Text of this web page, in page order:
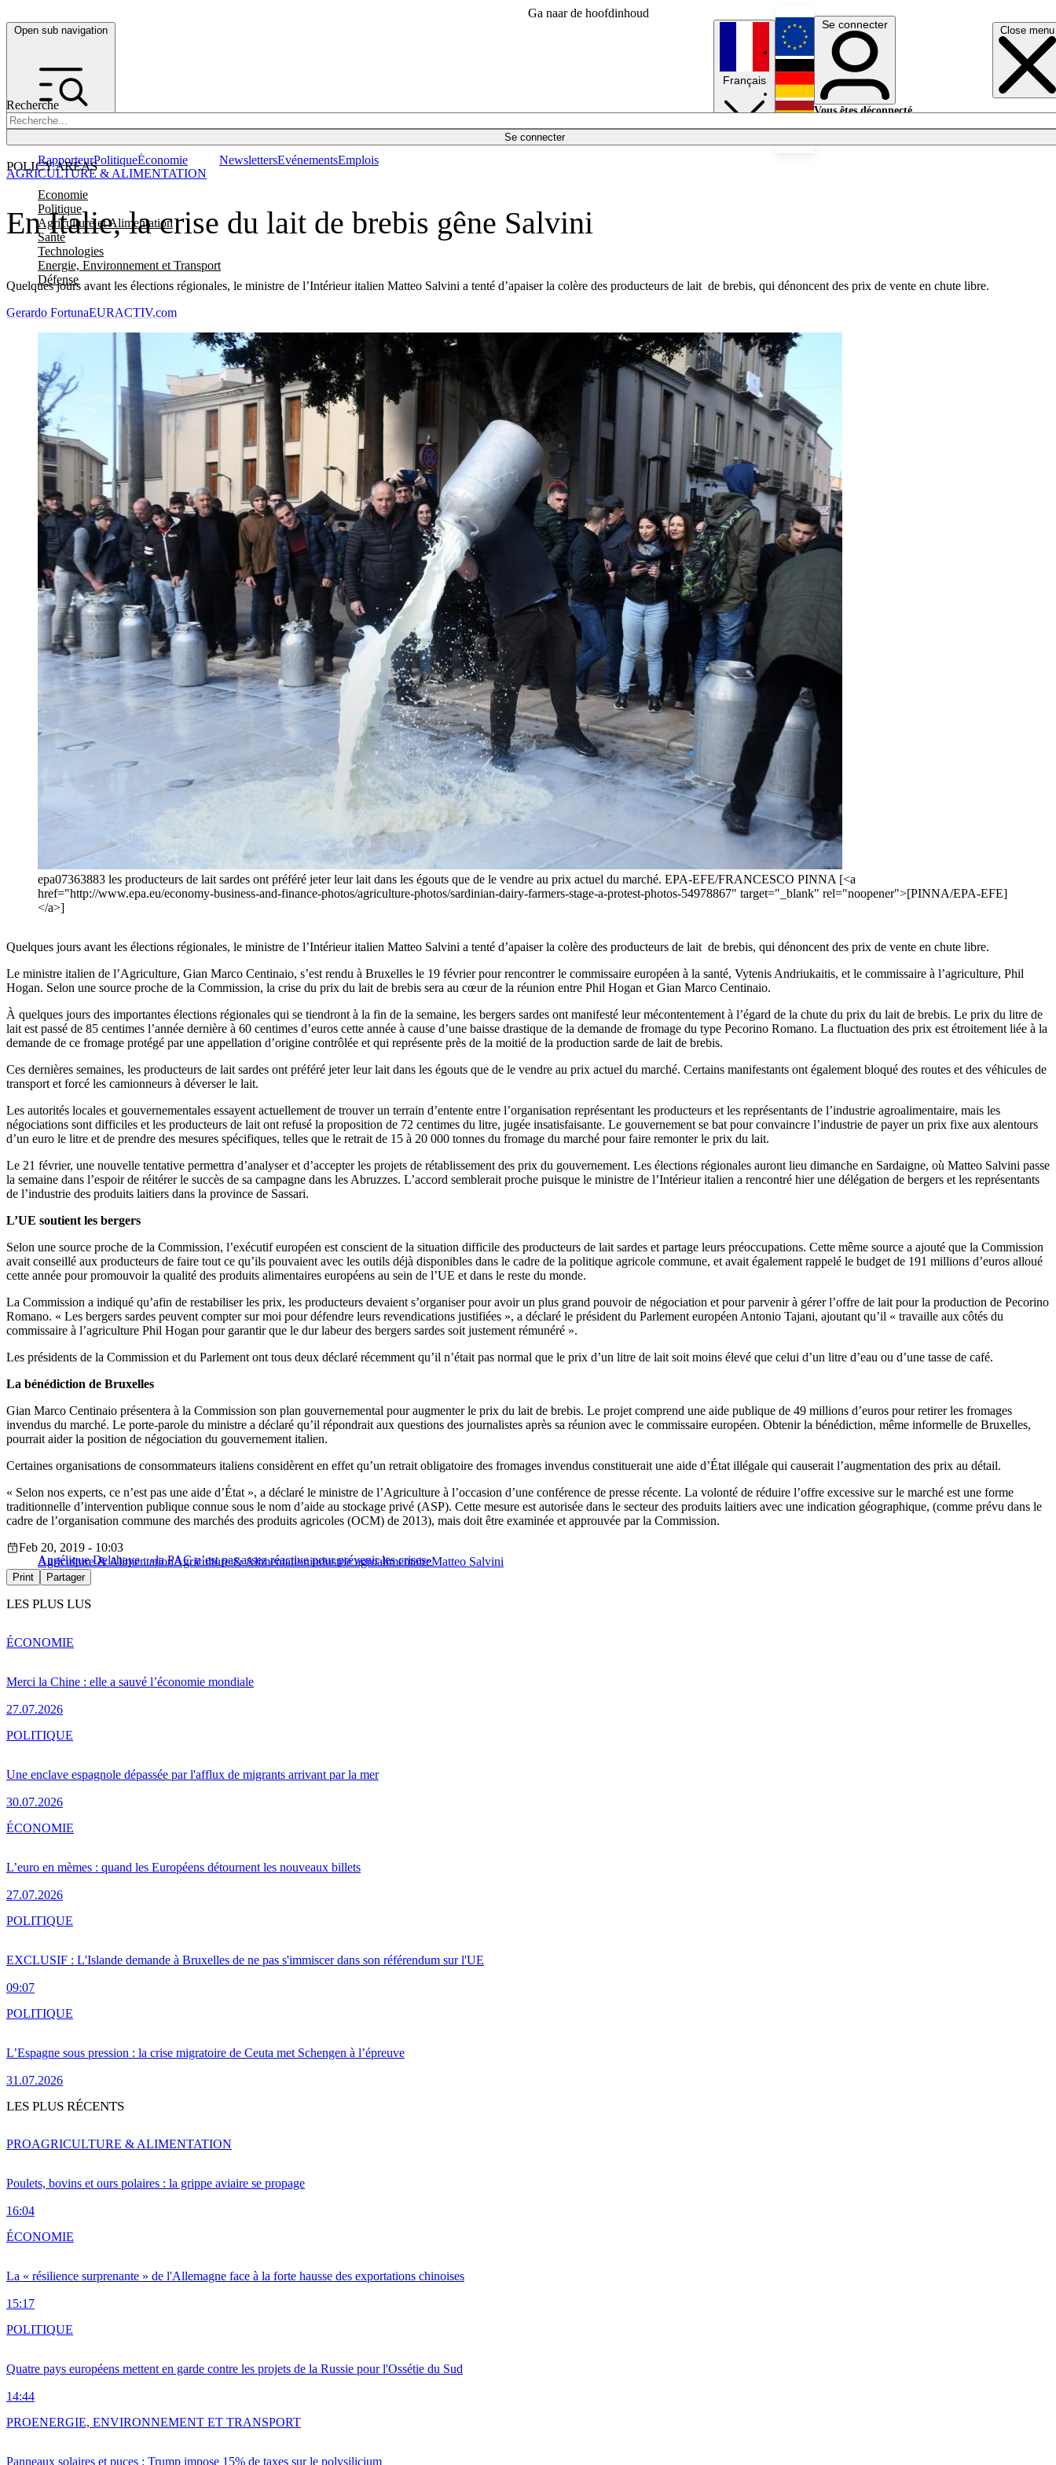
Ga naar de hoofdinhoud
Open sub navigation Close menu
Recherche
Se connecter
POLICY AREAS
Economie
Politique
Agriculture et Alimentation
Santé
Technologies
Energie, Environnement et Transport
Défense
RapporteurPolitiqueÉconomie NewslettersEvénementsEmplois
Français
English
Deutsch
Se connecter
Vous êtes déconnecté.
En Italie, la crise du lait de brebis gêne Salvini
Quelques jours avant les élections régionales, le ministre de l’Intérieur italien Matteo Salvini a tenté d’apaiser la colère des producteurs de lait de brebis, qui dénoncent des prix de vente en chute libre.
AGRICULTURE & ALIMENTATION
Gerardo FortunaEURACTIV.com
epa07363883 les producteurs de lait sardes ont préféré jeter leur lait dans les égouts que de le vendre au prix actuel du marché. EPA-EFE/FRANCESCO PINNA [<a
href="http://www.epa.eu/economy-business-and-finance-photos/agriculture-photos/sardinian-dairy-farmers-stage-a-protest-photos-54978867" target="_blank" rel="noopener">[PINNA/EPA-EFE]
</a>]
Quelques jours avant les élections régionales, le ministre de l’Intérieur italien Matteo Salvini a tenté d’apaiser la colère des producteurs de lait de brebis, qui dénoncent des prix de vente en chute libre.
Le ministre italien de l’Agriculture, Gian Marco Centinaio, s’est rendu à Bruxelles le 19 février pour rencontrer le commissaire européen à la santé, Vytenis Andriukaitis, et le commissaire à l’agriculture, Phil
Hogan. Selon une source proche de la Commission, la crise du prix du lait de brebis sera au cœur de la réunion entre Phil Hogan et Gian Marco Centinaio.
À quelques jours des importantes élections régionales qui se tiendront à la fin de la semaine, les bergers sardes ont manifesté leur mécontentement à l’égard de la chute du prix du lait de brebis. Le prix du litre de
lait est passé de 85 centimes l’année dernière à 60 centimes d’euros cette année à cause d’une baisse drastique de la demande de fromage du type Pecorino Romano. La fluctuation des prix est étroitement liée à la
demande de ce fromage protégé par une appellation d’origine contrôlée et qui représente près de la moitié de la production sarde de lait de brebis.
Ces dernières semaines, les producteurs de lait sardes ont préféré jeter leur lait dans les égouts que de le vendre au prix actuel du marché. Certains manifestants ont également bloqué des routes et des véhicules de
transport et forcé les camionneurs à déverser le lait.
Les autorités locales et gouvernementales essayent actuellement de trouver un terrain d’entente entre l’organisation représentant les producteurs et les représentants de l’industrie agroalimentaire, mais les
négociations sont difficiles et les producteurs de lait ont refusé la proposition de 72 centimes du litre, jugée insatisfaisante. Le gouvernement se bat pour convaincre l’industrie de payer un prix fixe aux alentours
d’un euro le litre et de prendre des mesures spécifiques, telles que le retrait de 15 à 20 000 tonnes du fromage du marché pour faire remonter le prix du lait.
Le 21 février, une nouvelle tentative permettra d’analyser et d’accepter les projets de rétablissement des prix du gouvernement. Les élections régionales auront lieu dimanche en Sardaigne, où Matteo Salvini passe
la semaine dans l’espoir de réitérer le succès de sa campagne dans les Abruzzes. L’accord semblerait proche puisque le ministre de l’Intérieur italien a rencontré hier une délégation de bergers et les représentants
de l’industrie des produits laitiers dans la province de Sassari.
L’UE soutient les bergers
Selon une source proche de la Commission, l’exécutif européen est conscient de la situation difficile des producteurs de lait sardes et partage leurs préoccupations. Cette même source a ajouté que la Commission
avait conseillé aux producteurs de faire tout ce qu’ils pouvaient avec les outils déjà disponibles dans le cadre de la politique agricole commune, et avait également rappelé le budget de 191 millions d’euros alloué
cette année pour promouvoir la qualité des produits alimentaires européens au sein de l’UE et dans le reste du monde.
La Commission a indiqué qu’afin de restabiliser les prix, les producteurs devaient s’organiser pour avoir un plus grand pouvoir de négociation et pour parvenir à gérer l’offre de lait pour la production de Pecorino
Romano. « Les bergers sardes peuvent compter sur moi pour défendre leurs revendications justifiées », a déclaré le président du Parlement européen Antonio Tajani, ajoutant qu’il « travaille aux côtés du
commissaire à l’agriculture Phil Hogan pour garantir que le dur labeur des bergers sardes soit justement rémunéré ».
Les présidents de la Commission et du Parlement ont tous deux déclaré récemment qu’il n’était pas normal que le prix d’un litre de lait soit moins élevé que celui d’un litre d’eau ou d’une tasse de café.
La bénédiction de Bruxelles
Gian Marco Centinaio présentera à la Commission son plan gouvernemental pour augmenter le prix du lait de brebis. Le projet comprend une aide publique de 49 millions d’euros pour retirer les fromages
invendus du marché. Le porte-parole du ministre a déclaré qu’il répondrait aux questions des journalistes après sa réunion avec le commissaire européen. Obtenir la bénédiction, même informelle de Bruxelles,
pourrait aider la position de négociation du gouvernement italien.
Certaines organisations de consommateurs italiens considèrent en effet qu’un retrait obligatoire des fromages invendus constituerait une aide d’État illégale qui causerait l’augmentation des prix au détail.
« Selon nos experts, ce n’est pas une aide d’État », a déclaré le ministre de l’Agriculture à l’occasion d’une conférence de presse récente. La volonté de réduire l’offre excessive sur le marché est une forme
traditionnelle d’intervention publique connue sous le nom d’aide au stockage privé (ASP). Cette mesure est autorisée dans le secteur des produits laitiers avec une indication géographique, (comme prévu dans le
cadre de l’organisation commune des marchés des produits agricoles (OCM) de 2013), mais doit être examinée et approuvée par la Commission.
Angélique Delahaye : «la PAC n’est pas assez réactive pour prévenir les crises»
Feb 20, 2019 - 10:03
Agriculture & AlimentationAgriculture & Alimentationindustrie agroalimentaireMatteo Salvini
Print Partager
LES PLUS LUS
Merci la Chine : elle a sauvé l’économie mondiale
27.07.2026
ÉCONOMIE
Une enclave espagnole dépassée par l'afflux de migrants arrivant par la mer
30.07.2026
POLITIQUE
L’euro en mèmes : quand les Européens détournent les nouveaux billets
27.07.2026
ÉCONOMIE
EXCLUSIF : L'Islande demande à Bruxelles de ne pas s'immiscer dans son référendum sur l'UE
09:07
POLITIQUE
L’Espagne sous pression : la crise migratoire de Ceuta met Schengen à l’épreuve
31.07.2026
POLITIQUE
LES PLUS RÉCENTS
Poulets, bovins et ours polaires : la grippe aviaire se propage
16:04
PROAGRICULTURE & ALIMENTATION
La « résilience surprenante » de l'Allemagne face à la forte hausse des exportations chinoises
15:17
ÉCONOMIE
Quatre pays européens mettent en garde contre les projets de la Russie pour l'Ossétie du Sud
14:44
POLITIQUE
Panneaux solaires et puces : Trump impose 15% de taxes sur le polysilicium
PROENERGIE, ENVIRONNEMENT ET TRANSPORT